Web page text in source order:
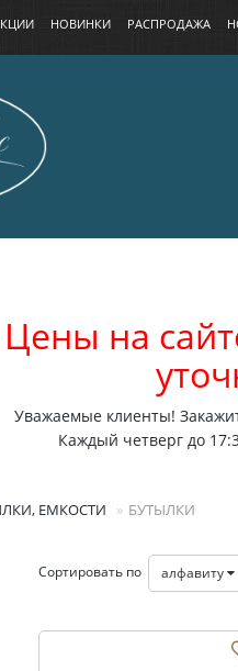
НОВИНКИ РАСПРОДАЖА
на
Уважаемые клиенты!
Каждый четверг до
ЕМКОСТИ БУТЫЛКИ
Сортировать по алфавиту